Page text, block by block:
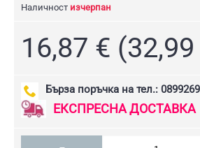
Наличност изчерпан
16,87 €
Бърза поръчка на тел.:
ЕКСПРЕСНА ДОСТАВКА